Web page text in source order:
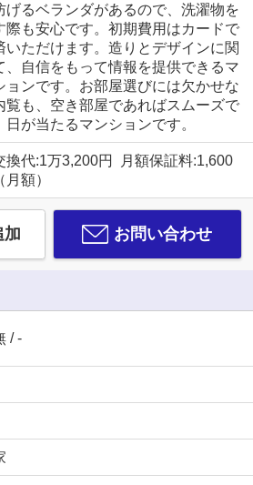
げるベランダがあるので、洗濯物を
際も安心です。初期費用はカードで
いただけます。造りとデザインに関
、自信をもって情報を提供できるマ
ョンです。お部屋選びには欠かせな
覧も、空き部屋であればスムーズで
日が当たるマンションです。
換代:1万3,200円 月額保証料:1,600
月額）
加 お問い合わせ
/ -